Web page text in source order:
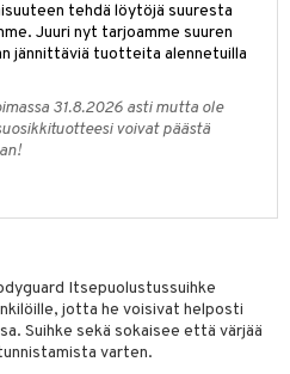
tehdä löytöjä suuresta
Juuri nyt tarjoamme suuren
jännittäviä tuotteita alennetuilla
31.8.2026 asti mutta ole
voivat päästä
Itsepuolustussuihke
jotta he voisivat helposti
Suihke sekä sokaisee että värjää
varten.